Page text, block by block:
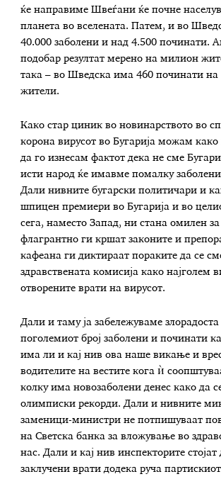
ќе направиме Швеѓани ќе почне
планета во вселената. Патем, и во
40.000 заболени и над 4.500 починати.
подобар резултат мерено на милион
така – во Шведска има 460 починати
жители.
Како стар циник во новинарството во
корона вирусот во Бугарија можам како
да го изнесам фактот дека не сме
исти народ ќе имавме помалку
Дали нивните бугарски политичари и
шпицен премиери во Бугарија и во
сега, наместо Запад, ни стана омилен
флагрантно ги кршат законите и
кафеана ги диктираат пораките да се
здравствената комисија како најголем
отворените врати на вирусот.
Дали и таму ја забележуваме злорадоста
поголемиот број заболени и починати
има ли и кај нив ова наше викање и
водителите на вестите кога ѝ
колку има новозаболени денес како да
олимписки рекорди. Дали и нивните
заменици-министри не потпишуваат
на Светска банка за вложување во
нас. Дали и кај нив инспекторите стојат
заклучени врати додека руча